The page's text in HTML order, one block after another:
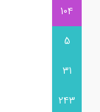
104
5
31
243